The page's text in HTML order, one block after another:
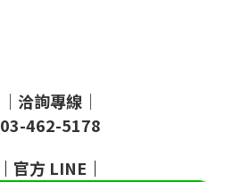
｜洽詢專線｜
03-462-5178
｜ 官方 LINE ｜